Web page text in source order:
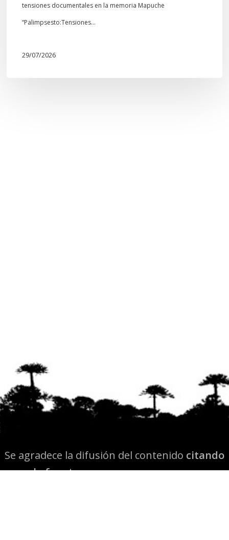
tensiones documentales en la memoria Mapuche
“Palimpsesto:Tensiones…
29/07/2026
Se agradece la difusión del contenido citando
la fuente www.mapuexpress.org